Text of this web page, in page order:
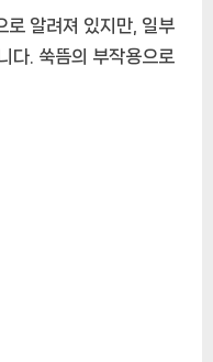
로 알려져 있지만, 일부
다. 쑥뜸의 부작용으로